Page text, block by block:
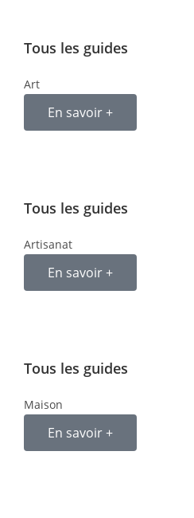
Tous les guides
Art
En savoir +
Tous les guides
Artisanat
En savoir +
Tous les guides
Maison
En savoir +